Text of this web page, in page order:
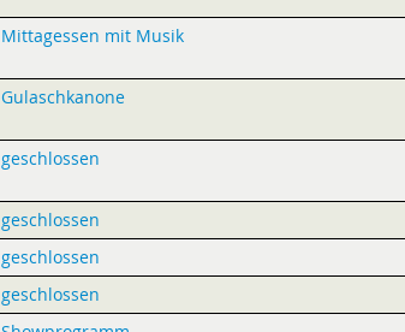
Mittagessen mit Musik
Gulaschkanone
geschlossen
geschlossen
geschlossen
geschlossen